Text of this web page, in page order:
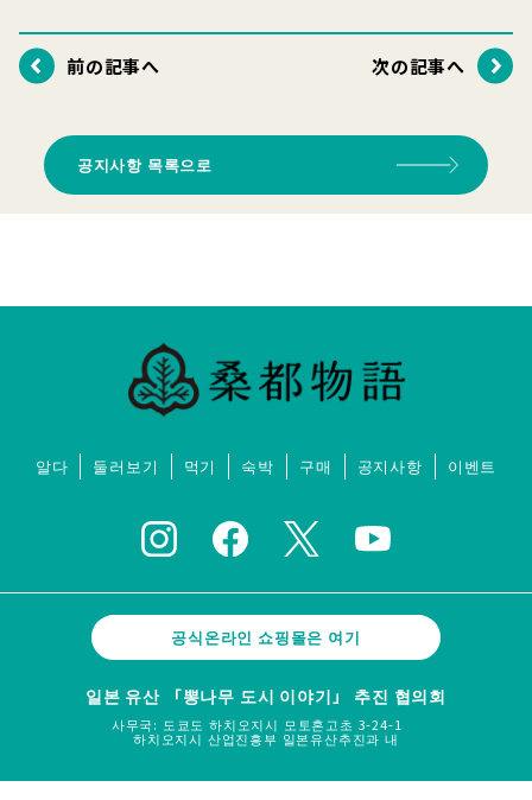
前の記事へ 次の記事へ
공지사항 목록으로
알다 둘러보기 먹기 숙박 구매 공지사항 이벤트
공식온라인 쇼핑몰은 여기
일본 유산 「뽕나무 도시 이야기」 추진 협의회
사무국: 도쿄도 하치오지시 모토혼고초 3-24-1
하치오지시 산업진흥부 일본유산추진과 내